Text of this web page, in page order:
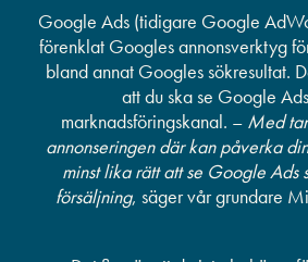
Google Ads (tidigare Google
förenklat Googles annonsverktyg
bland annat Googles sökresultat.
att du ska se Google
marknadsföringskanal. – Med
annonseringen där kan påverka
minst lika rätt att se Google Ads
försäljning, säger vår grundare